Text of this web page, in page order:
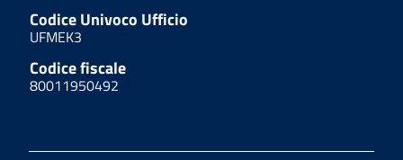
Codice Univoco Ufficio
UFMEK3
Codice fiscale
80011950492